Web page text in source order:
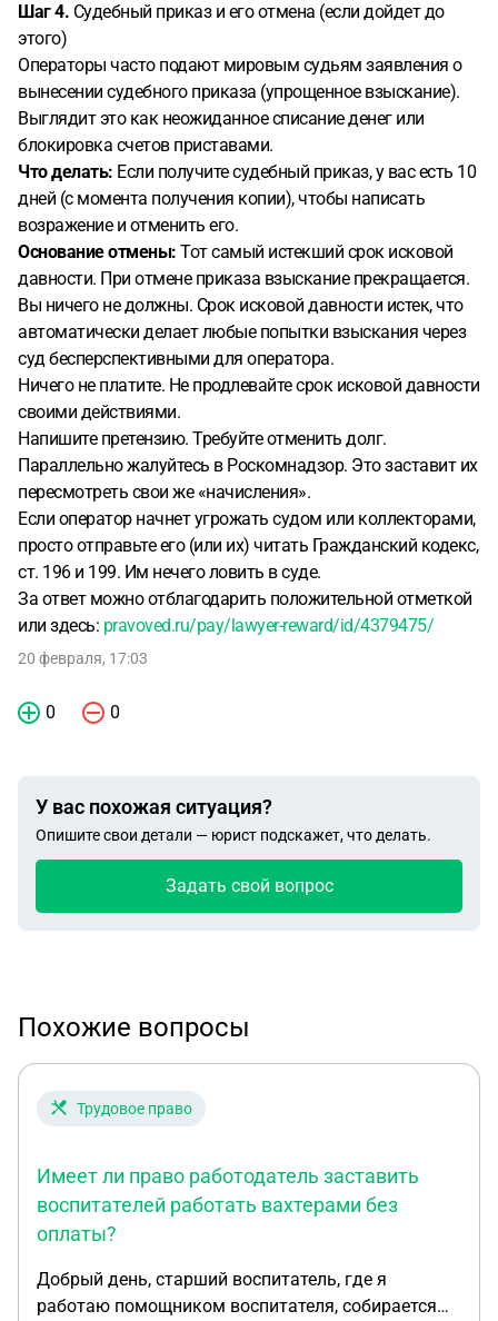
Шаг 4. Судебный приказ и его отмена (если дойдет до
этого)
Операторы часто подают мировым судьям заявления о
вынесении судебного приказа (упрощенное взыскание).
Выглядит это как неожиданное списание денег или
блокировка счетов приставами.
Что делать: Если получите судебный приказ, у вас есть 10
дней (с момента получения копии), чтобы написать
возражение и отменить его.
Основание отмены: Тот самый истекший срок исковой
давности. При отмене приказа взыскание прекращается.
Вы ничего не должны. Срок исковой давности истек, что
автоматически делает любые попытки взыскания через
суд бесперспективными для оператора.
Ничего не платите. Не продлевайте срок исковой давности
своими действиями.
Напишите претензию. Требуйте отменить долг.
Параллельно жалуйтесь в Роскомнадзор. Это заставит их
пересмотреть свои же «начисления».
Если оператор начнет угрожать судом или коллекторами,
просто отправьте его (или их) читать Гражданский кодекс,
ст. 196 и 199. Им нечего ловить в суде.
За ответ можно отблагодарить положительной отметкой
или здесь: pravoved.ru/pay/lawyer-reward/id/4379475/
20 февраля, 17:03
0 0
У вас похожая ситуация?
Опишите свои детали — юрист подскажет, что делать.
Задать свой вопрос
Похожие вопросы
Трудовое право
Имеет ли право работодатель заставить
воспитателей работать вахтерами без
оплаты?
Добрый день, старший воспитатель, где я
работаю помощником воспитателя, собирается